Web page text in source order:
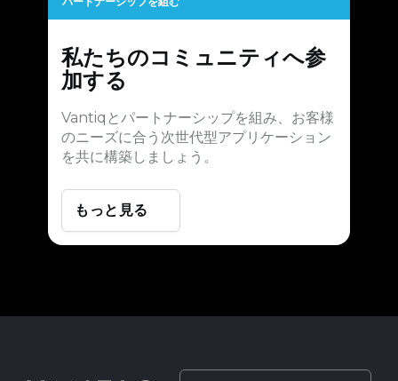
私たちのコミュニティへ参
加する
Vantiqとパートナーシップを組み、お客様
のニーズに合う次世代型アプリケーション
を共に構築しましょう。
もっと見る